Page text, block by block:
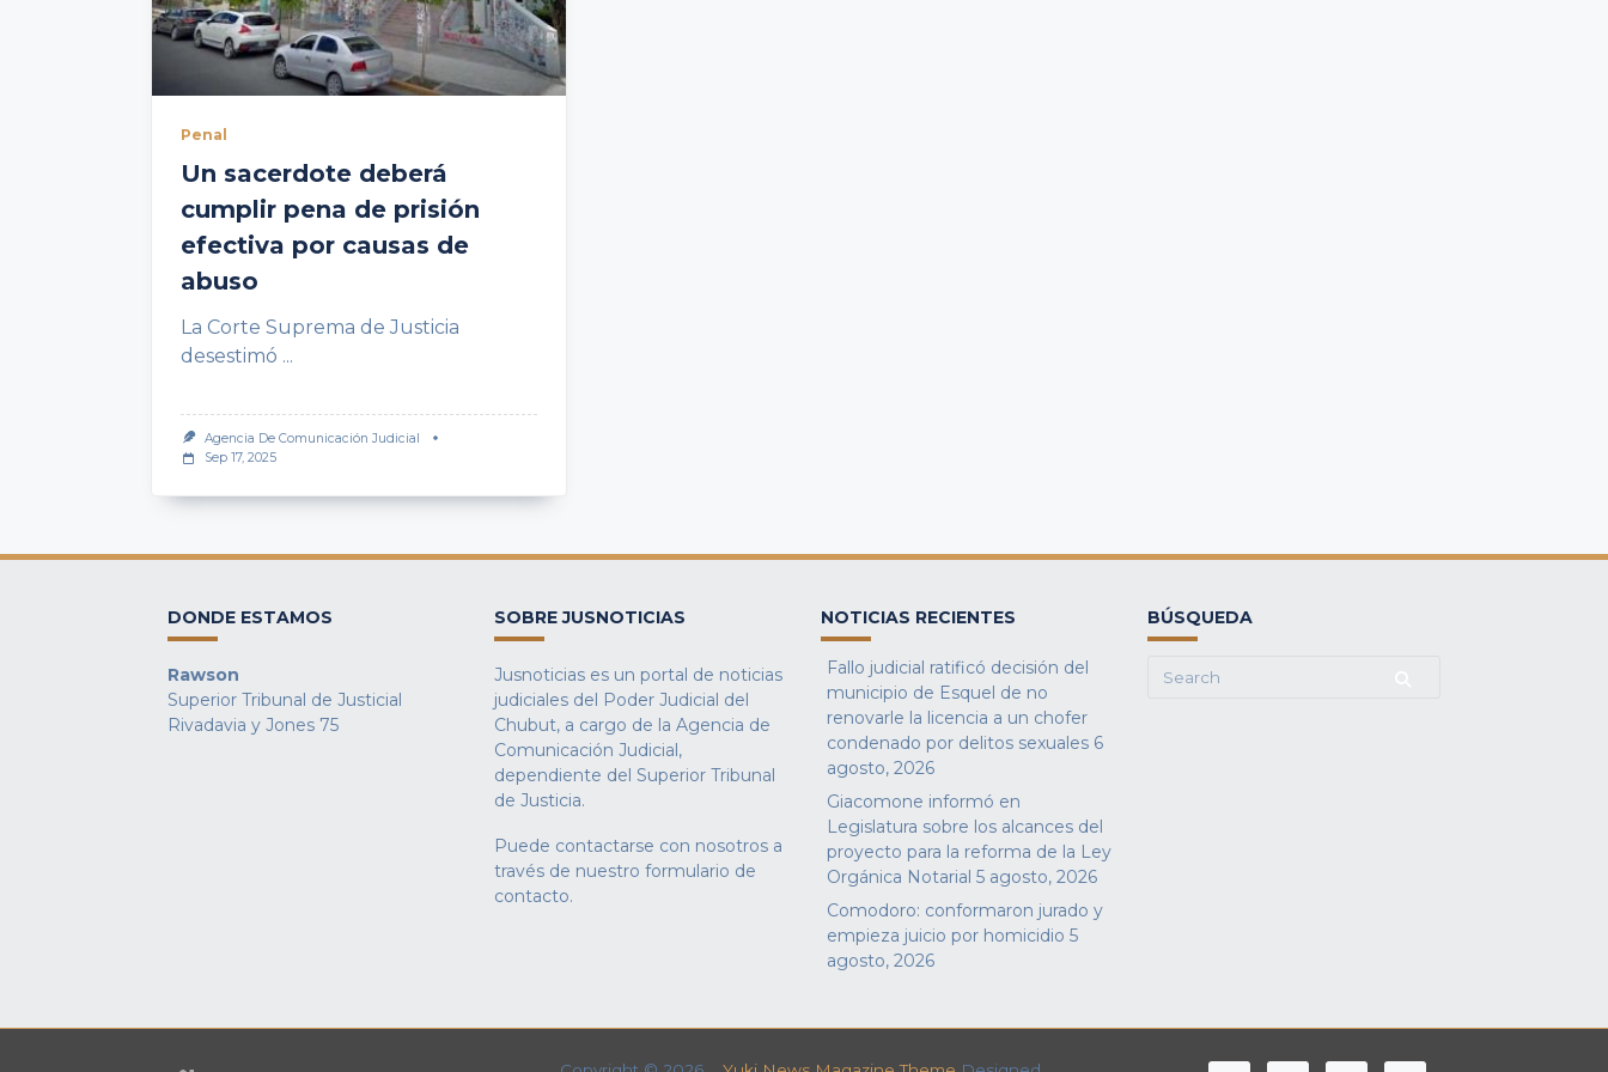
Penal
Un sacerdote deberá
cumplir pena de prisión
efectiva por causas de
abuso
La Corte Suprema de Justicia
desestimó ...
Agencia De Comunicación Judicial
Sep 17, 2025
DONDE ESTAMOS
Rawson
Superior Tribunal de Justicial
Rivadavia y Jones 75
SOBRE JUSNOTICIAS
Jusnoticias es un portal de noticias
judiciales del Poder Judicial del
Chubut, a cargo de la Agencia de
Comunicación Judicial,
dependiente del Superior Tribunal
de Justicia.
Puede contactarse con nosotros a
través de nuestro formulario de
contacto.
NOTICIAS RECIENTES
Fallo judicial ratificó decisión del
municipio de Esquel de no
renovarle la licencia a un chofer
condenado por delitos sexuales 6
agosto, 2026
Giacomone informó en
Legislatura sobre los alcances del
proyecto para la reforma de la Ley
Orgánica Notarial 5 agosto, 2026
Comodoro: conformaron jurado y
empieza juicio por homicidio 5
agosto, 2026
BÚSQUEDA
Search